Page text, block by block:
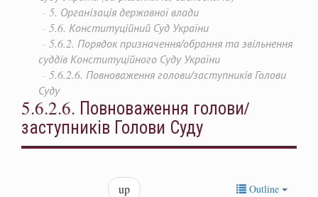
5. Організація державної влади
5.6. Конституційний Суд України
5.6.2. Порядок призначення/обрання та звільнення
суддів Конституційного Суду України
5.6.2.6. Повноваження голови/заступників Голови
Суду
5.6.2.6. Повноваження голови/
заступників Голови Суду
Outline
up